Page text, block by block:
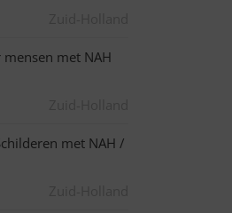
met NAH
met NAH /